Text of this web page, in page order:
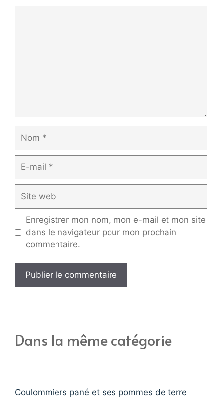
mail
web
Enregistrer mon nom, mon e-mail et mon site
dans le navigateur pour mon prochain
commentaire.
Dans la même catégorie
Coulommiers pané et ses pommes de terre